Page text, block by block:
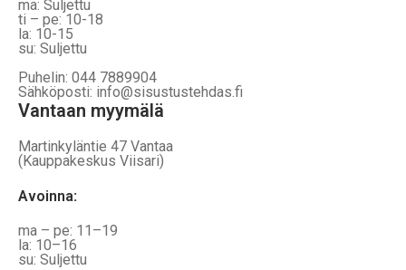
ma: Suljettu
ti – pe: 10-18
la: 10-15
su: Suljettu
Puhelin: 044 7889904
Sähköposti: info@sisustustehdas.fi
Vantaan myymälä
Martinkyläntie 47 Vantaa
(Kauppakeskus Viisari)
Avoinna:
ma – pe: 11–19
la: 10–16
su: Suljettu